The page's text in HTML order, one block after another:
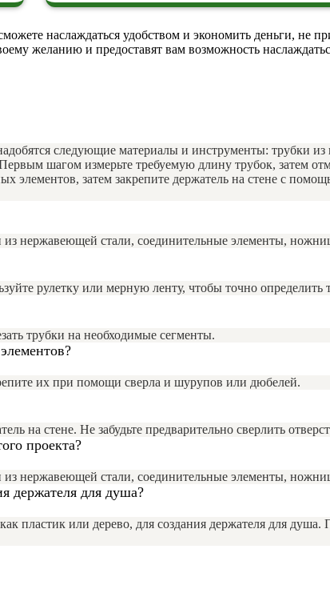
наслаждаться удобством и экономить деньги, не
желанию и предоставят вам возможность
следующие материалы и инструменты: трубки
шагом измерьте требуемую длину трубок, затем
элементов, затем закрепите держатель на стене с
из нержавеющей стали, соединительные элементы,
рулетку или мерную ленту, чтобы точно определить
трубки на необходимые сегменты.
их при помощи сверла и шурупов или дюбелей.
на стене. Не забудьте предварительно сверлить
проекта?
из нержавеющей стали, соединительные элементы,
держателя для душа?
пластик или дерево, для создания держателя для